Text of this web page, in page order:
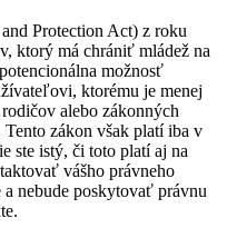
Protection Act) z roku
ktorý má chrániť mládež na
možnosť
ktorému je menej
alebo zákonných
zákon však platí iba v
ste istý, či toto platí aj na
vášho právneho
nebude poskytovať právnu